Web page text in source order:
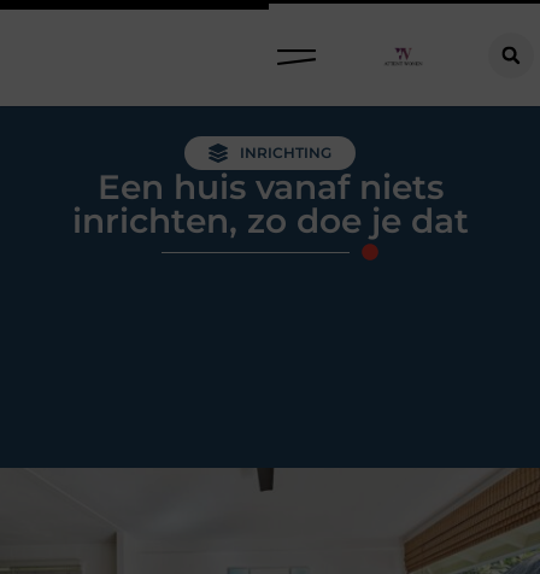
INRICHTING
Een huis vanaf niets
inrichten, zo doe je dat